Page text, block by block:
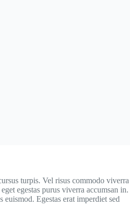
turpis. Vel risus commodo viverra
egestas purus viverra accumsan in.
Egestas erat imperdiet sed